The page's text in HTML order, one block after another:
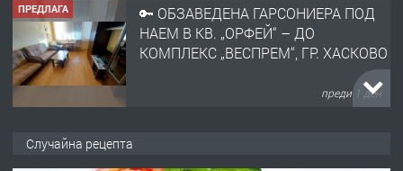
ПРЕДЛАГА
🔑 ОБЗАВЕДЕНА ГАРСОНИЕРА ПОД
НАЕМ В КВ. „ОРФЕЙ“ – ДО
КОМПЛЕКС „ВЕСПРЕМ“, ГР. ХАСКОВО
преди 1 ден
Случайна рецепта